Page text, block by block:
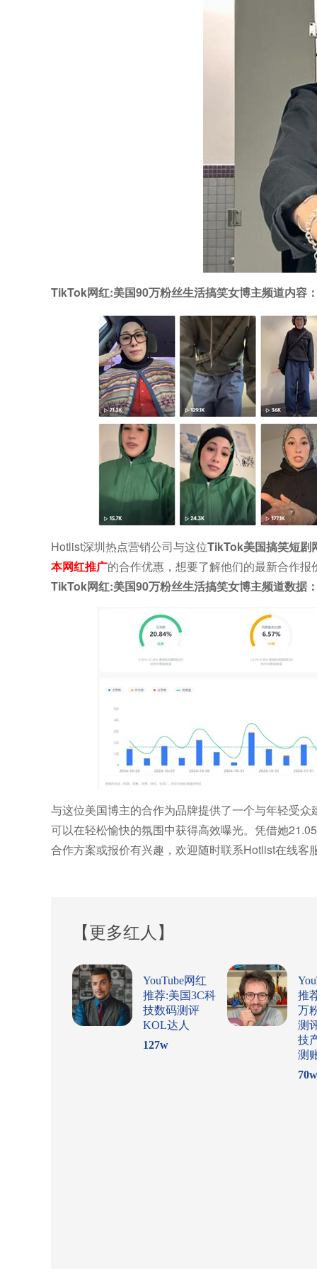
TikTok网红:美国90万粉丝生活搞笑女博主频道内容
Hotlist深圳热点营销公司与这位TikTok美国搞笑短剧
本网红推广的合作优惠，想要了解他们的最新合作
TikTok网红:美国90万粉丝生活搞笑女博主频道数据
与这位美国博主的合作为品牌提供了一个与年轻受
可以在轻松愉快的氛围中获得高效曝光。凭借她
合作方案或报价有兴趣，欢迎随时联系Hotlist在线客
【更多红人】
YouTube网红
推荐:美国3C科
技数码测评
KOL达人
127w
推
万
测
技
测
70w